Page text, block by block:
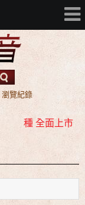
瀏覽紀錄
/ DTS:X 雙規機
種 全面上市
現場展示 熱售
11聲道現場展示
試聽